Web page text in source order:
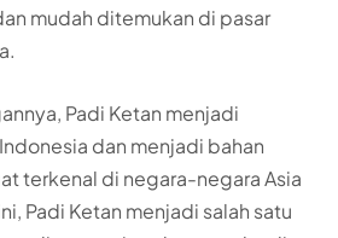
mudah ditemukan di pasar
Padi Ketan menjadi
dan menjadi bahan
terkenal di negara-negara Asia
Padi Ketan menjadi salah satu